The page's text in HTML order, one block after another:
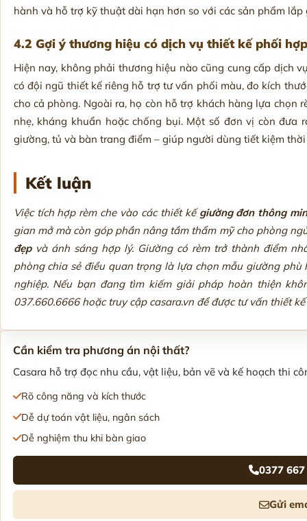
hành và hỗ trợ kỹ thuật dài hạn hơn so với các sản phẩm
4.2 Gợi ý thương hiệu có dịch vụ thiết kế phối
Hiện nay, không phải thương hiệu nào cũng cung cấp dịch
có đội ngũ thiết kế riêng hỗ trợ tư vấn phối màu, đo kích
cho cả phòng. Ngoài ra, họ còn hỗ trợ khách hàng lựa chọn
nhẹ, kháng khuẩn hoặc chống bụi. Một số đơn vị còn
giường, tủ và bàn trang điểm – giúp người dùng tiết kiệm
Kết luận
Việc tích hợp rèm che vào các thiết kếgiường đơn thông
gian mở mà còn góp phần nâng tầm thẩm mỹ cho phòng
đẹpvà ánh sáng hợp lý. Giường có rèm trở thành điểm
phòng chia sẻ điều quan trọng là lựa chọn mẫu giường
nghiệp. Nếu bạn đang tìm kiếm giải pháp hoàn thiện
037.660.6666 hoặc truy cập casara.vn để được tư vấn thiết
Cần kiểm tra phương án nội thất?
Casara hỗ trợ đọc nhu cầu, vật liệu, bản vẽ và kế hoạch thi
Rõ công năng và kích thước
Dễ dự toán vật liệu, ngân sách
Dễ nghiệm thu khi bàn giao
0377
Gửi